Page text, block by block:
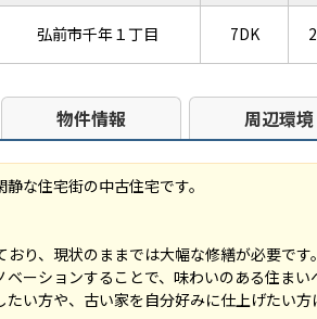
弘前市千年１丁目 7DK
物件情報 周辺環境
な住宅街の中古住宅です。
り、現状のままでは大幅な修繕が必要です。
ーションすることで、味わいのある住まい
い方や、古い家を自分好みに仕上げたい方